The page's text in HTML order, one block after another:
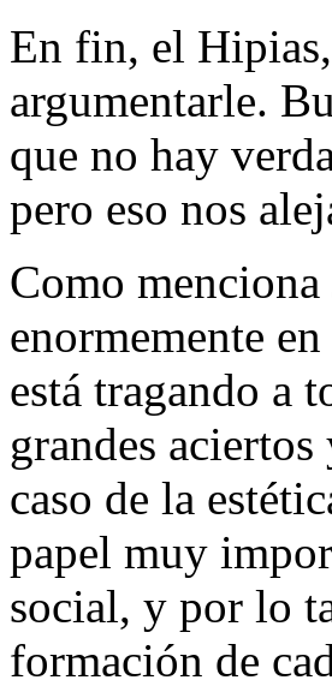
En fin, el
argumentarle.
que no hay
pero eso nos
Como
enormemente
está tragando a
grandes
caso de la
papel muy
social, y por lo
formación de